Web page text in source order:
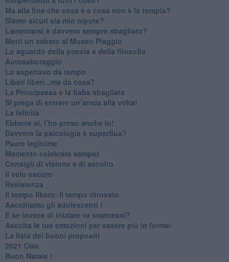
​Ma alla fine che cosa è e cosa non è la terapia?
​Siamo sicuri sia mio nipote?
​Lamentarsi è davvero sempre sbagliato?
​Metti un sabato al Museo Piaggio
​Lo sguardo della poesia e della filosofia
Autosabotaggio
​Lo aspettavo da tempo
​Liberi liberi...ma da cosa?
​La Principessa e la fiaba sbagliata
Si prega di entrare un’ansia alla volta!
​La felicità
​Ebbene sì, l’ho preso anche io!
​Davvero la psicologia è superflua?
Paure legittime
​Memento celebrare semper
​Consigli di visione e di ascolto
​Il velo oscuro
Resistenza
​Il tempo libero. Il tempo ritrovato.
Ascoltiamo gli adolescenti !
​E se invece di iniziare tu smettessi?
​Ascolta le tue emozioni per essere più in forma!
​La lista dei buoni propositi
2021 Ciao
Buon Natale !